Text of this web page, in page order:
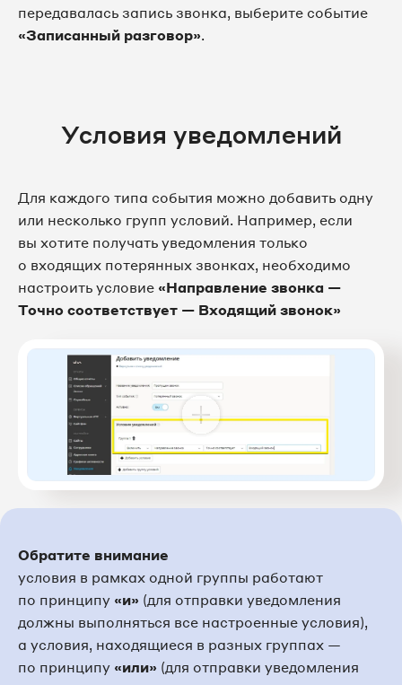
передавалась запись звонка, выберите событие
«Записанный разговор».
Условия уведомлений
Для каждого типа события можно добавить одну
или несколько групп условий. Например, если
вы хотите получать уведомления только
о входящих потерянных звонках, необходимо
настроить условие «Направление звонка —
Точно соответствует — Входящий звонок»
Обратите внимание
условия в рамках одной группы работают
по принципу «и» (для отправки уведомления
должны выполняться все настроенные условия),
а условия, находящиеся в разных группах —
по принципу «или» (для отправки уведомления